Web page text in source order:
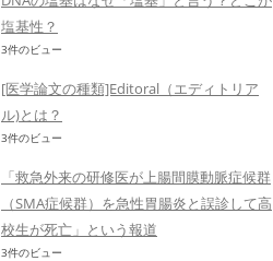
塩基性？
3件のビュー
[医学論文の種類]Editoral（エディトリア
ル)とは？
3件のビュー
「救急外来の研修医が上腸間膜動脈症候群
（SMA症候群）を急性胃腸炎と誤診して高
校生が死亡」という報道
3件のビュー